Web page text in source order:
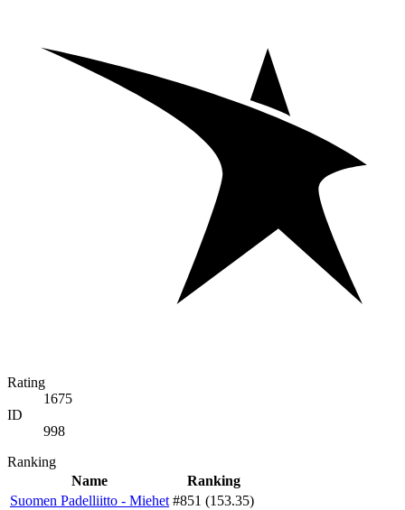
Rating
1675
ID
998
Ranking
Name
Ranking
Suomen Padelliitto - Miehet #851 (153.35)